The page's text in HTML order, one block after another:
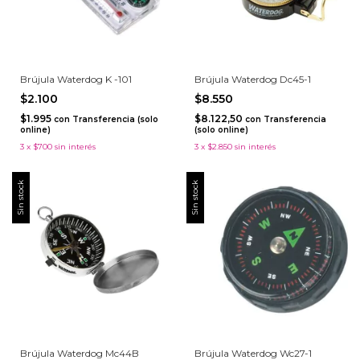
Brújula Waterdog K -101
$2.100
$1.995 con Transferencia (solo
online)
3 x $700 sin interés
Brújula Waterdog Dc45-1
$8.550
$8.122,50 con Transferencia
(solo online)
3 x $2.850 sin interés
Sin stock
Brújula Waterdog Mc44B
Sin stock
Brújula Waterdog Wc27-1